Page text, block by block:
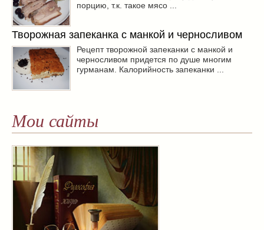
порцию, т.к. такое мясо ...
Творожная запеканка с манкой и черносливом
Рецепт творожной запеканки с манкой и
черносливом придется по душе многим
гурманам. Калорийность запеканки ...
Мои сайты